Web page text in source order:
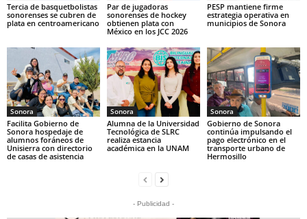
Tercia de basquetbolistas
sonorenses se cubren de
plata en centroamericano
Par de jugadoras
sonorenses de hockey
obtienen plata con
México en los JCC 2026
PESP mantiene firme
estrategia operativa en
municipios de Sonora
Sonora
Facilita Gobierno de
Sonora hospedaje de
alumnos foráneos de
Unisierra con directorio
de casas de asistencia
Sonora
Alumna de la Universidad
Tecnológica de SLRC
realiza estancia
académica en la UNAM
Sonora
Gobierno de Sonora
continúa impulsando el
pago electrónico en el
transporte urbano de
Hermosillo
- Publicidad -